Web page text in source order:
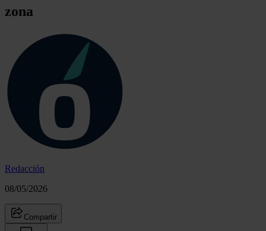
zona
Redacción
08/05/2026
Compartir